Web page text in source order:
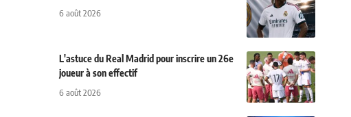
6 août 2026
L'astuce du Real Madrid pour inscrire un 26e
joueur à son effectif
6 août 2026